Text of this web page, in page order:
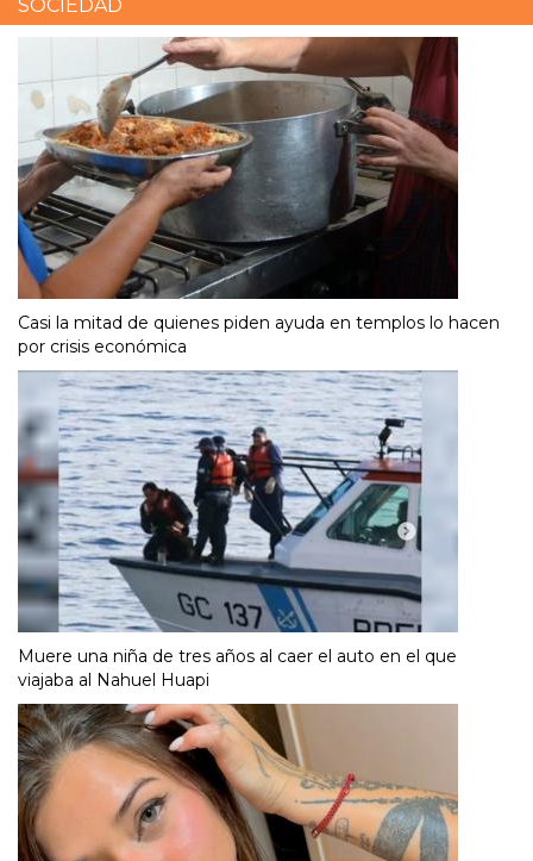
SOCIEDAD
Casi la mitad de quienes piden ayuda en templos lo hacen
por crisis económica
Muere una niña de tres años al caer el auto en el que
viajaba al Nahuel Huapi